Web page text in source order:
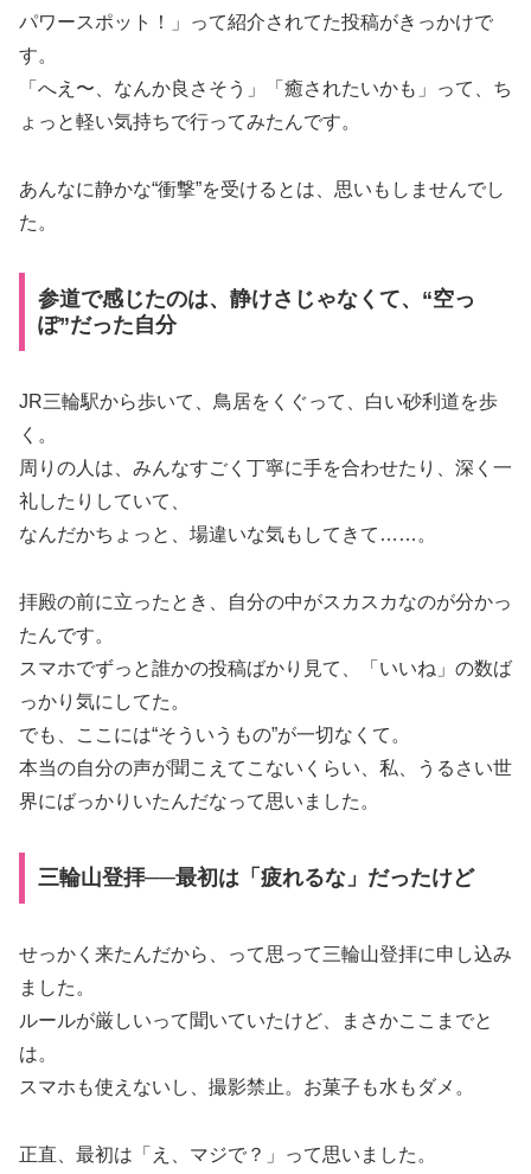
パワースポット！」って紹介されてた投稿がきっかけで
す。
「へえ〜、なんか良さそう」「癒されたいかも」って、ち
ょっと軽い気持ちで行ってみたんです。
あんなに静かな“衝撃”を受けるとは、思いもしませんでし
た。
参道で感じたのは、静けさじゃなくて、“空っ
ぽ”だった自分
JR三輪駅から歩いて、鳥居をくぐって、白い砂利道を歩
く。
周りの人は、みんなすごく丁寧に手を合わせたり、深く一
礼したりしていて、
なんだかちょっと、場違いな気もしてきて……。
拝殿の前に立ったとき、自分の中がスカスカなのが分かっ
たんです。
スマホでずっと誰かの投稿ばかり見て、「いいね」の数ば
っかり気にしてた。
でも、ここには“そういうもの”が一切なくて。
本当の自分の声が聞こえてこないくらい、私、うるさい世
界にばっかりいたんだなって思いました。
三輪山登拝──最初は「疲れるな」だったけど
せっかく来たんだから、って思って三輪山登拝に申し込み
ました。
ルールが厳しいって聞いていたけど、まさかここまでと
は。
スマホも使えないし、撮影禁止。お菓子も水もダメ。
正直、最初は「え、マジで？」って思いました。